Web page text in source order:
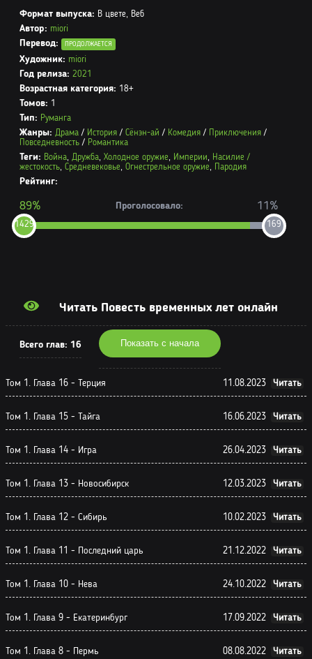
Формат выпуска: В цвете, Веб
Автор: miori
Перевод: ПРОДОЛЖАЕТСЯ
Художник: miori
Год релиза: 2021
Возрастная категория: 18+
Томов: 1
Тип: Руманга
Жанры: Драма / История / Сёнэн-ай / Комедия / Приключения /
Повседневность / Романтика
Теги: Война, Дружба, Холодное оружие, Империи, Насилие /
жестокость, Средневековье, Огнестрельное оружие, Пародия
Рейтинг:
1429
89% Проголосовало:
169
11%
Читать Повесть временных лет онлайн
Всего глав: 16 Показать с начала
Том 1. Глава 8 - Пермь 08.08.2022 Читать
Том 1. Глава 9 - Екатеринбург 17.09.2022 Читать
Том 1. Глава 10 - Нева 24.10.2022 Читать
Том 1. Глава 11 - Последний царь 21.12.2022 Читать
Том 1. Глава 12 - Сибирь 10.02.2023 Читать
Том 1. Глава 13 - Новосибирск 12.03.2023 Читать
Том 1. Глава 14 - Игра 26.04.2023 Читать
Том 1. Глава 15 - Тайга 16.06.2023 Читать
Том 1. Глава 16 - Терция 11.08.2023 Читать